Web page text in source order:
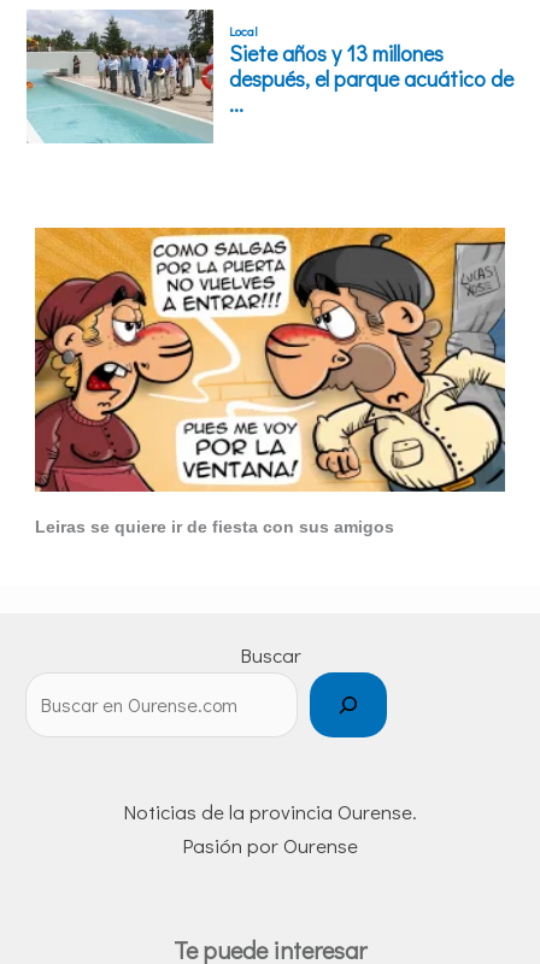
Leiras se quiere ir de fiesta con sus amigos
Buscar
Noticias de la provincia Ourense.
Pasión por Ourense
Te puede interesar